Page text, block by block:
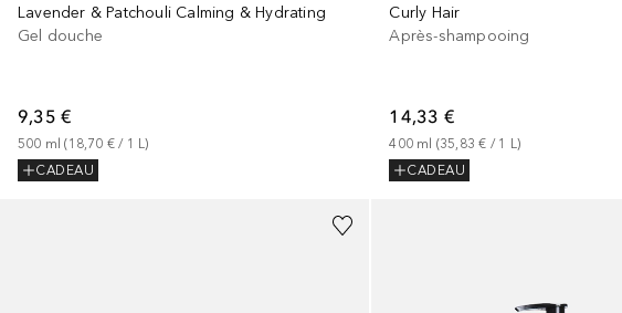
Lavender & Patchouli Calming & Hydrating
Gel douche
9,35 €
500 ml (18,70 € / 1 L)
CADEAU
Curly Hair
Après-shampooing
14,33 €
400 ml (35,83 € / 1 L)
CADEAU